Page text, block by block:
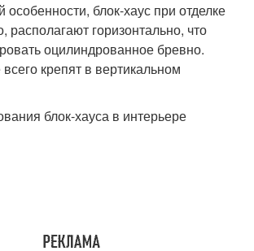
особенности, блок-хаус при отделке
располагают горизонтально, что
оцилиндрованное бревно.
крепят в вертикальном
блок-хауса в интерьере